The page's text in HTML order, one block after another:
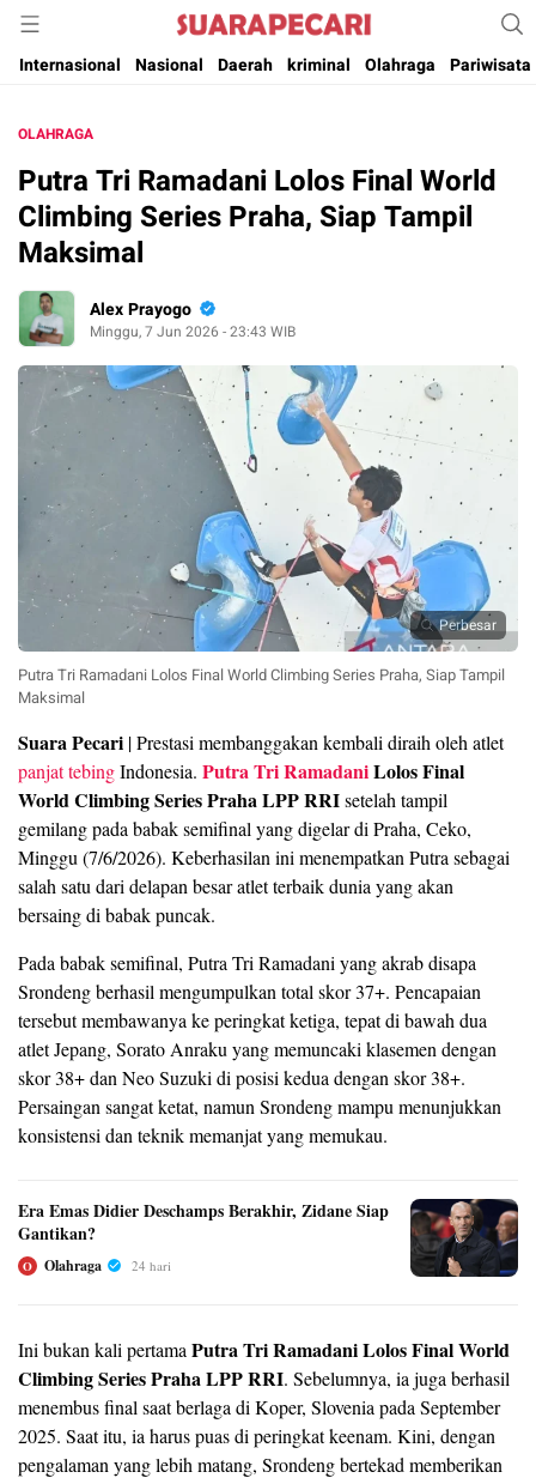
Suara Pecari
Suara Pencerahan Anak Negeri ( Berita Aktual & Terpercaya )
Internasional
Nasional Daerah kriminal Olahraga Pariwisata
OLAHRAGA
Putra Tri Ramadani Lolos Final World
Climbing Series Praha, Siap Tampil
Maksimal
Alex Prayogo
Minggu, 7 Jun 2026 - 23:43 WIB
Perbesar
Putra Tri Ramadani Lolos Final World Climbing Series Praha, Siap Tampil
Maksimal
Suara Pecari | Prestasi membanggakan kembali diraih oleh atlet
panjat tebingIndonesia. Putra Tri RamadaniLolos Final
World Climbing Series Praha LPP RRIsetelah tampil
gemilang pada babak semifinal yang digelar di Praha, Ceko,
Minggu (7/6/2026). Keberhasilan ini menempatkan Putra sebagai
salah satu dari delapan besar atlet terbaik dunia yang akan
bersaing di babak puncak.
Pada babak semifinal, Putra Tri Ramadani yang akrab disapa
Srondeng berhasil mengumpulkan total skor 37+. Pencapaian
tersebut membawanya ke peringkat ketiga, tepat di bawah dua
atlet Jepang, Sorato Anraku yang memuncaki klasemen dengan
skor 38+ dan Neo Suzuki di posisi kedua dengan skor 38+.
Persaingan sangat ketat, namun Srondeng mampu menunjukkan
konsistensi dan teknik memanjat yang memukau.
Era Emas Didier Deschamps Berakhir, Zidane Siap
Gantikan?
O Olahraga 24 hari
Ini bukan kali pertama Putra Tri Ramadani Lolos Final World
Climbing Series Praha LPP RRI. Sebelumnya, ia juga berhasil
menembus final saat berlaga di Koper, Slovenia pada September
2025. Saat itu, ia harus puas di peringkat keenam. Kini, dengan
pengalaman yang lebih matang, Srondeng bertekad memberikan